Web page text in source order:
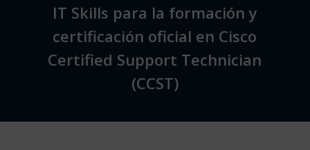
IT Skills para la formación y
certificación oficial en Cisco
Certified Support Technician
(CCST)